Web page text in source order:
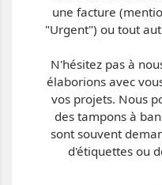
une facture
"Urgent") ou tout
N'hésitez pas à
élaborions avec
vos projets. Nous
des tampons à
sont souvent
d'étiquettes ou